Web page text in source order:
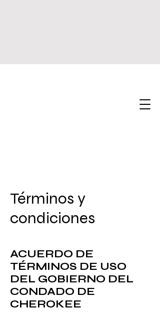
Términos y
condiciones
ACUERDO DE
TÉRMINOS DE USO
DEL GOBIERNO DEL
CONDADO DE
CHEROKEE